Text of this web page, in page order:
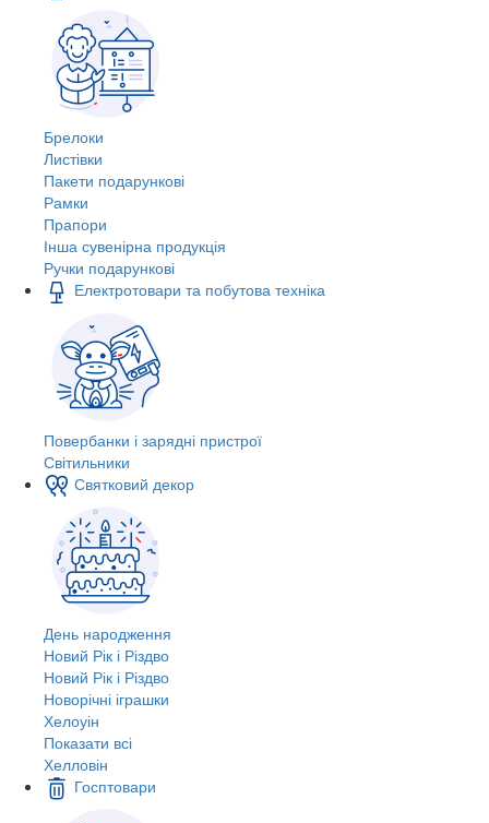
Брелоки
Листівки
Пакети подарункові
Рамки
Прапори
Інша сувенірна продукція
Ручки подарункові
Електротовари та побутова техніка
Повербанки і зарядні пристрої
Світильники
Святковий декор
День народження
Новий Рік і Різдво
Новий Рік і Різдво
Новорічні іграшки
Хелоуін
Показати всі
Хелловін
Госптовари